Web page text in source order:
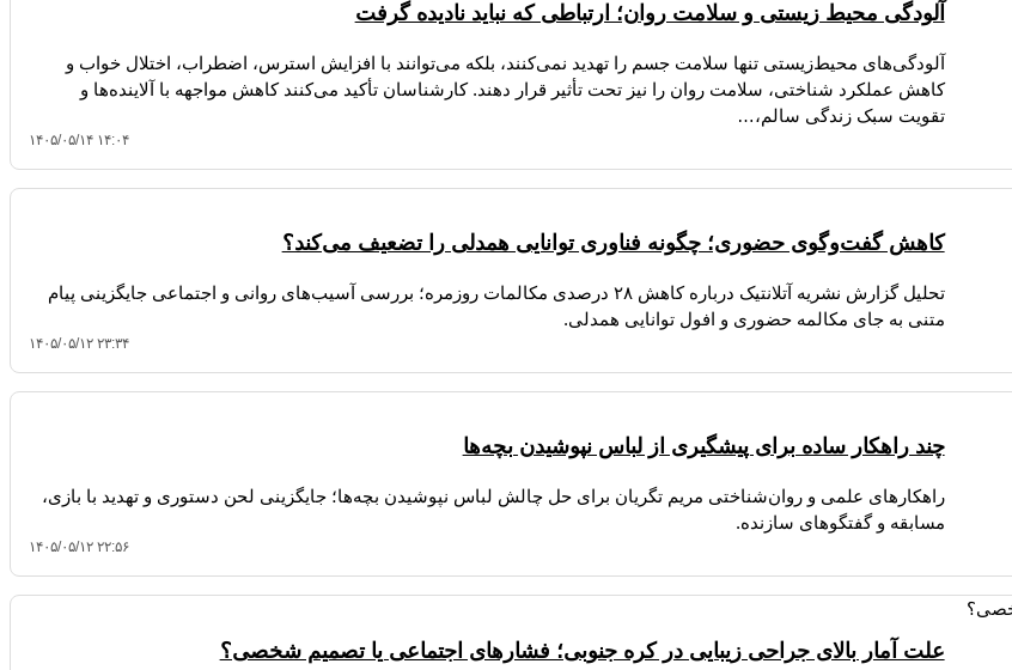
آلودگی محیط زیستی و سلامت روان؛ ارتباطی که نباید نادیده گرفت
آلودگی‌های محیط‌زیستی تنها سلامت جسم را تهدید نمی‌کنند، بلکه می‌توانند با افزایش استرس، اضطراب، اختلال خواب و
کاهش عملکرد شناختی، سلامت روان را نیز تحت تأثیر قرار دهند. کارشناسان تأکید می‌کنند کاهش مواجهه با آلاینده‌ها و
تقویت سبک زندگی سالم،…
۱۴۰۵/۰۵/۱۴ ۱۴:۰۴
کاهش گفت‌وگوی حضوری؛ چگونه فناوری توانایی همدلی را تضعیف می‌کند؟
تحلیل گزارش نشریه آتلانتیک درباره کاهش ۲۸ درصدی مکالمات روزمره؛ بررسی آسیب‌های روانی و اجتماعی جایگزینی پیام
متنی به جای مکالمه حضوری و افول توانایی همدلی.
۱۴۰۵/۰۵/۱۲ ۲۳:۳۴
چند راهکار ساده برای پیشگیری از لباس نپوشیدن بچه‌ها
راهکارهای علمی و روان‌شناختی مریم تگریان برای حل چالش لباس نپوشیدن بچه‌ها؛ جایگزینی لحن دستوری و تهدید با بازی،
مسابقه و گفتگوهای سازنده.
۱۴۰۵/۰۵/۱۲ ۲۲:۵۶
علت آمار بالای جراحی زیبایی در کره جنوبی؛ فشارهای اجتماعی یا تصمیم شخصی؟